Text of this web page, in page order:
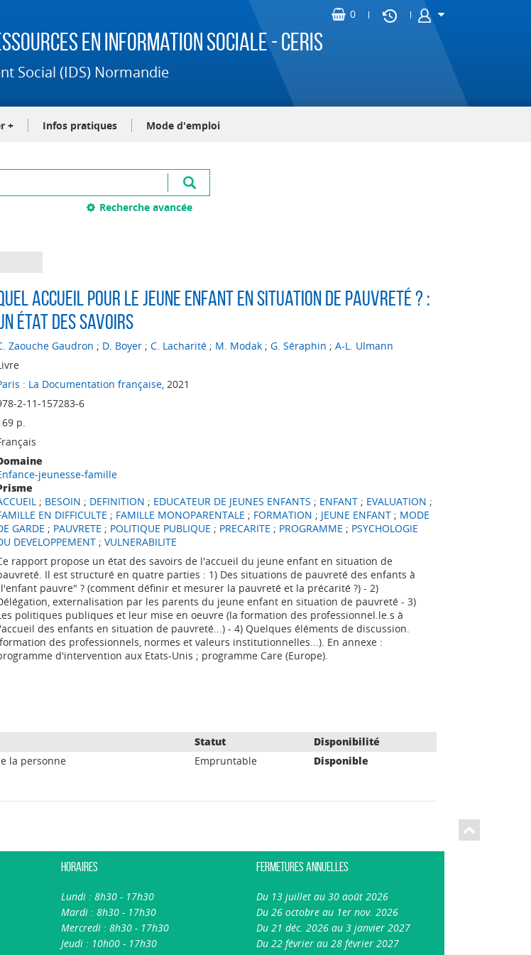
en Information Sociale - CERIS
Social (IDS) Normandie
+ Infos pratiques Mode d'emploi
Recherche avancée
accueil pour le jeune enfant en situation de pauvreté ? :
état des savoirs
Zaouche Gaudron ; D. Boyer; C. Lacharité; M. Modak; G. Séraphin ; A-L. Ulmann
: La Documentation française, 2021
2-11-157283-6
p.
jeunesse-famille
; BESOIN ; DEFINITION ; EDUCATEUR DE JEUNES ENFANTS ; ENFANT; EVALUATION ;
EN DIFFICULTE ; FAMILLE MONOPARENTALE ; FORMATION ; JEUNE ENFANT; MODE
GARDE ; PAUVRETE ; POLITIQUE PUBLIQUE ; PRECARITE ; PROGRAMME ; PSYCHOLOGIE
DEVELOPPEMENT; VULNERABILITE
rapport propose un état des savoirs de l'accueil du jeune enfant en situation de
Il est structuré en quatre parties : 1) Des situations de pauvreté des enfants à
pauvre" ? (comment définir et mesurer la pauvreté et la précarité ?) - 2)
externalisation par les parents du jeune enfant en situation de pauvreté - 3)
politiques publiques et leur mise en oeuvre (la formation des professionnel.le.s à
des enfants en situation de pauvreté...) - 4) Quelques éléments de discussion.
des professionnels, normes et valeurs institutionnelles...). En annexe :
d'intervention aux Etats-Unis ; programme Care (Europe).
Statut
Disponibilité
la personne Empruntable Disponible
Horaires
Lundi : 8h30 - 17h30
Mardi : 8h30 - 17h30
Mercredi : 8h30 - 17h30
Jeudi : 10h00 - 17h30
Fermetures annuelles
Du 13 juillet au 30 août 2026
Du 26 octobre au 1er nov. 2026
Du 21 déc. 2026 au 3 janvier 2027
Du 22 février au 28 février 2027